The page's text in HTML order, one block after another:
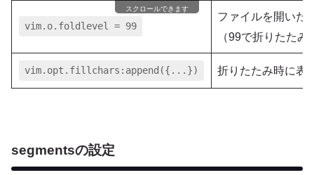
vim.o.foldlevel = 99
ファイルを開いた
（99で折りたた
vim.opt.fillchars:append({...}) 折りたたみ時に表
スクロールできます
segmentsの設定